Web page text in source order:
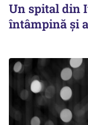
Un spital din
întâmpină și